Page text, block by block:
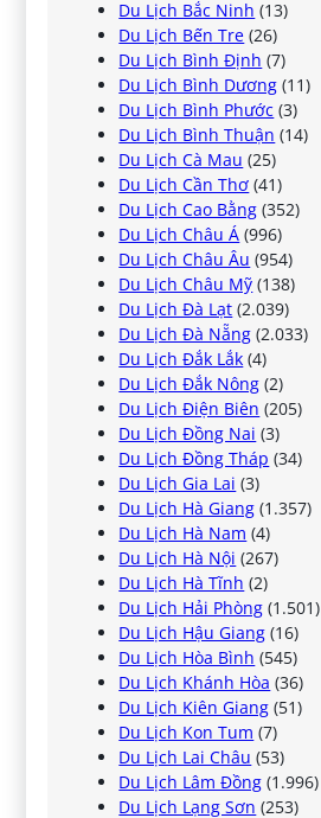
Du Lịch Bắc Ninh (13)
Du Lịch Bến Tre (26)
Du Lịch Bình Định (7)
Du Lịch Bình Dương (11)
Du Lịch Bình Phước (3)
Du Lịch Bình Thuận (14)
Du Lịch Cà Mau (25)
Du Lịch Cần Thơ (41)
Du Lịch Cao Bằng (352)
Du Lịch Châu Á (996)
Du Lịch Châu Âu (954)
Du Lịch Châu Mỹ (138)
Du Lịch Đà Lạt (2.039)
Du Lịch Đà Nẵng (2.033)
Du Lịch Đắk Lắk (4)
Du Lịch Đắk Nông (2)
Du Lịch Điện Biên (205)
Du Lịch Đồng Nai (3)
Du Lịch Đồng Tháp (34)
Du Lịch Gia Lai (3)
Du Lịch Hà Giang (1.357)
Du Lịch Hà Nam (4)
Du Lịch Hà Nội (267)
Du Lịch Hà Tĩnh (2)
Du Lịch Hải Phòng (1.501)
Du Lịch Hậu Giang (16)
Du Lịch Hòa Bình (545)
Du Lịch Khánh Hòa (36)
Du Lịch Kiên Giang (51)
Du Lịch Kon Tum (7)
Du Lịch Lai Châu (53)
Du Lịch Lâm Đồng (1.996)
Du Lịch Lạng Sơn (253)